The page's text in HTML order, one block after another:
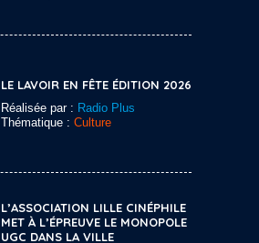
LE LAVOIR EN FÊTE ÉDITION 2026
Réalisée par : Radio Plus
Thématique : Culture
L’ASSOCIATION LILLE CINÉPHILE
MET À L’ÉPREUVE LE MONOPOLE
UGC DANS LA VILLE